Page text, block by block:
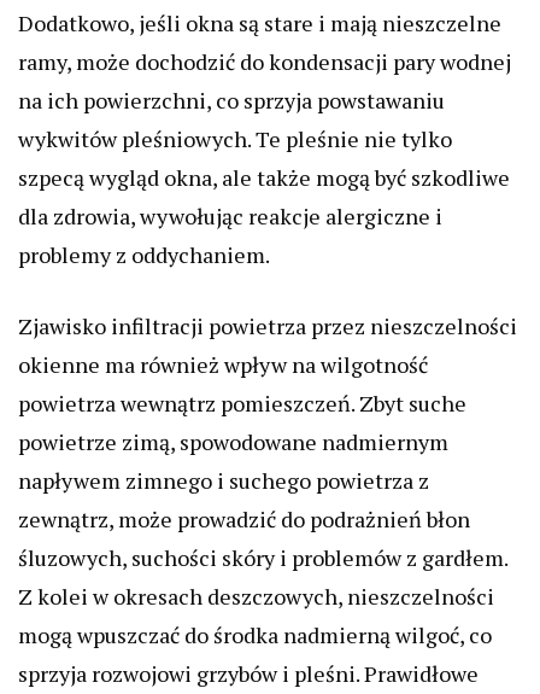
Dodatkowo, jeśli okna są stare i mają nieszczelne
ramy, może dochodzić do kondensacji pary wodnej
na ich powierzchni, co sprzyja powstawaniu
wykwitów pleśniowych. Te pleśnie nie tylko
szpecą wygląd okna, ale także mogą być szkodliwe
dla zdrowia, wywołując reakcje alergiczne i
problemy z oddychaniem.
Zjawisko infiltracji powietrza przez nieszczelności
okienne ma również wpływ na wilgotność
powietrza wewnątrz pomieszczeń. Zbyt suche
powietrze zimą, spowodowane nadmiernym
napływem zimnego i suchego powietrza z
zewnątrz, może prowadzić do podrażnień błon
śluzowych, suchości skóry i problemów z gardłem.
Z kolei w okresach deszczowych, nieszczelności
mogą wpuszczać do środka nadmierną wilgoć, co
sprzyja rozwojowi grzybów i pleśni. Prawidłowe